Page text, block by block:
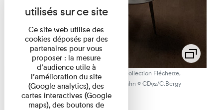
Fanny Taillandier, lancement de la collection Fléchette,
13 décembre 2022, Musée Albert-Kahn © CD92/C.Bergy
Ce site web utilise des
cookies déposés par des
partenaires pour vous
proposer : la mesure
d’audience utile à
l’amélioration du site
(Google analytics), des
cartes interactives (Google
maps), des boutons de